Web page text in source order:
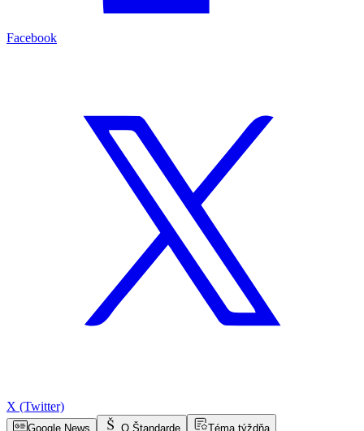
Facebook
X (Twitter)
Google News O Štandarde
Téma týždňa